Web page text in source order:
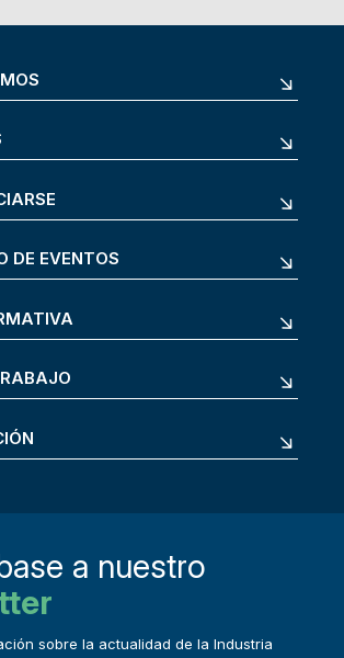
DE EVENTOS
a nuestro
sobre la actualidad de la Industria